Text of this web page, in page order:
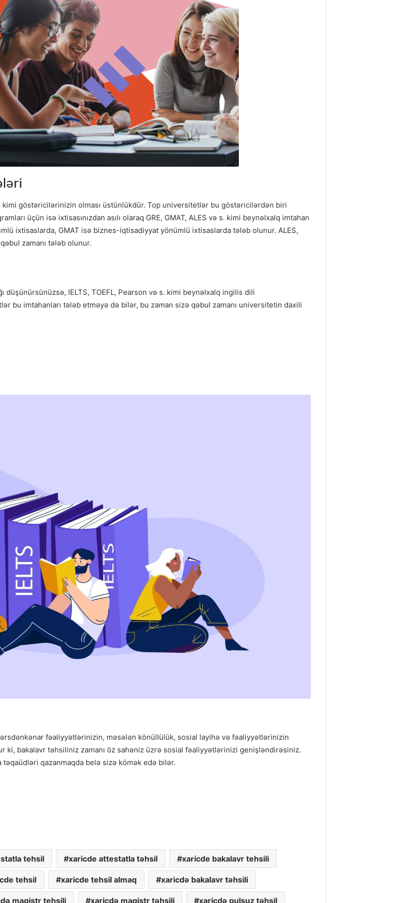
kimi göstəricilərinizin olması üstünlükdür. Top universitetlər bu göstəricilərdən biri
üçün isə ixtisasınızdan asılı olaraq GRE, GMAT, ALES və s. kimi beynəlxalq imtahan
ixtisaslarda, GMAT isə biznes-iqtisadiyyat yönümlü ixtisaslarda tələb olunur. ALES,
zamanı tələb olunur.
IELTS, TOEFL, Pearson və s. kimi beynəlxalq ingilis dili
bu imtahanları tələb etməyə də bilər, bu zaman sizə qəbul zamanı universitetin daxili
fəaliyyətlərinizin, məsələn könüllülük, sosial layihə və fəaliyyətlərinizin
ki, bakalavr təhsiliniz zamanı öz sahəniz üzrə sosial fəaliyyətlərinizi genişləndirəsiniz.
qazanmaqda belə sizə kömək edə bilər.
tehsil xaricde attestatla təhsil xaricde bakalavr tehsili
tehsil xaricde tehsil almaq xaricdə bakalavr təhsili
magistr tehsili xaricdə magistr təhsili xaricdə pulsuz təhsil